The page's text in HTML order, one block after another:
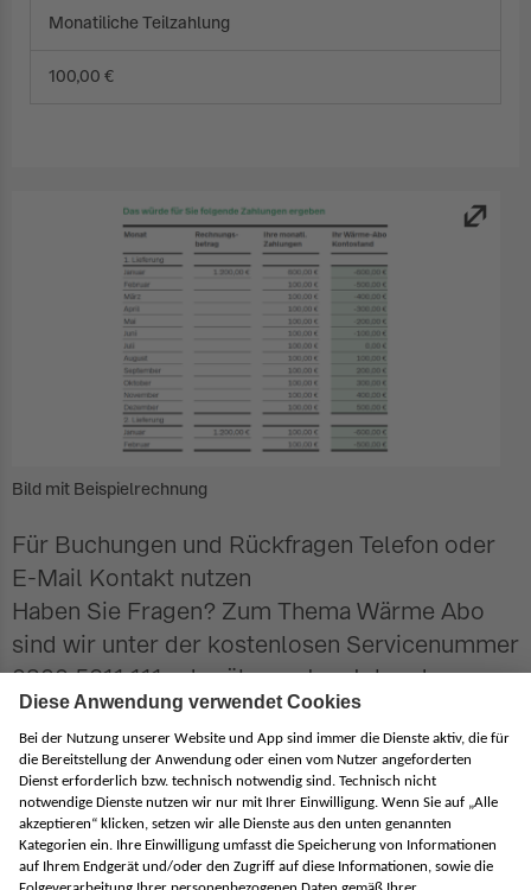
Monatiliche Teilzahlung
100,00 €
Bild mit Beispielrechnung
Für Buchungen und Rückfragen Telefon oder
E-Mail Kontakt nutzen
Haben Sie Fragen? Zum Thema Wärme Abo
sind wir unter der kostenlosen Servicenummer
0800 5611 111 oder über untenstehendes
Formular für Sie da.
mit * gekennzeichnete Felder sind Pflichtfelder
Ihr Name